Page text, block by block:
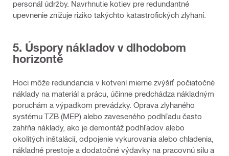
personál údržby. Navrhnutie kotiev pre redundantné
upevnenie znižuje riziko takýchto katastrofických zlyhaní.
5. Úspory nákladov v dlhodobom
horizontě
Hoci môže redundancia v kotvení mierne zvýšiť počiatočné
náklady na materiál a prácu, účinne predchádza nákladným
poruchám a výpadkom prevádzky. Oprava zlyhaného
systému TZB (MEP) alebo zaveseného podhľadu často
zahŕňa náklady, ako je demontáž podhľadov alebo
okolitých inštalácií, odpojenie vykurovania alebo chladenia,
nákladné prestoje a dodatočné výdavky na pracovnú silu a